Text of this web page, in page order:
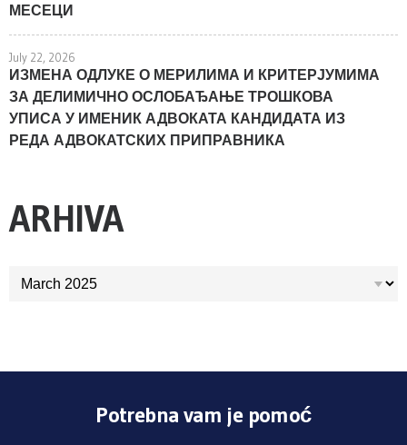
МЕСЕЦИ
July 22, 2026
ИЗМЕНА ОДЛУКЕ О МЕРИЛИМА И КРИТЕРЈУМИМА
ЗА ДЕЛИМИЧНО ОСЛОБАЂАЊЕ ТРОШКОВА
УПИСА У ИМЕНИК АДВОКАТА КАНДИДАТА ИЗ
РЕДА АДВОКАТСКИХ ПРИПРАВНИКА
ARHIVA
ARHIVA
Potrebna vam je pomoć